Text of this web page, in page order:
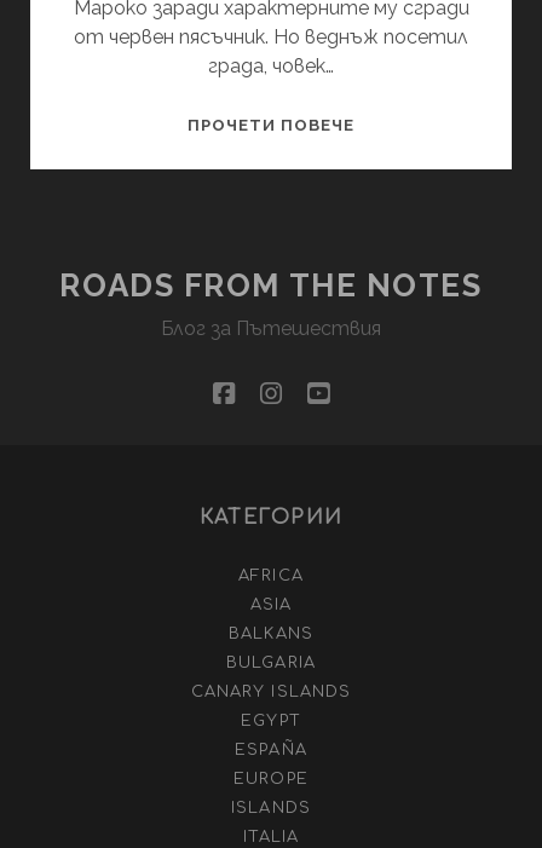
Мароко заради характерните му сгради
от червен пясъчник. Но веднъж посетил
града, човек…
ПРОЧЕТИ ПОВЕЧЕ
ROADS FROM THE NOTES
Блог за Пътешествия
facebook
instagram
youtube
КАТЕГОРИИ
AFRICA
ASIA
BALKANS
BULGARIA
CANARY ISLANDS
EGYPT
ESPAÑA
EUROPE
ISLANDS
ITALIA